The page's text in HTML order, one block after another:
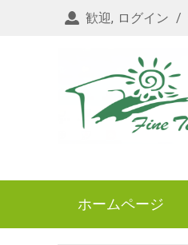
歓迎, ログイン /
ホームページ